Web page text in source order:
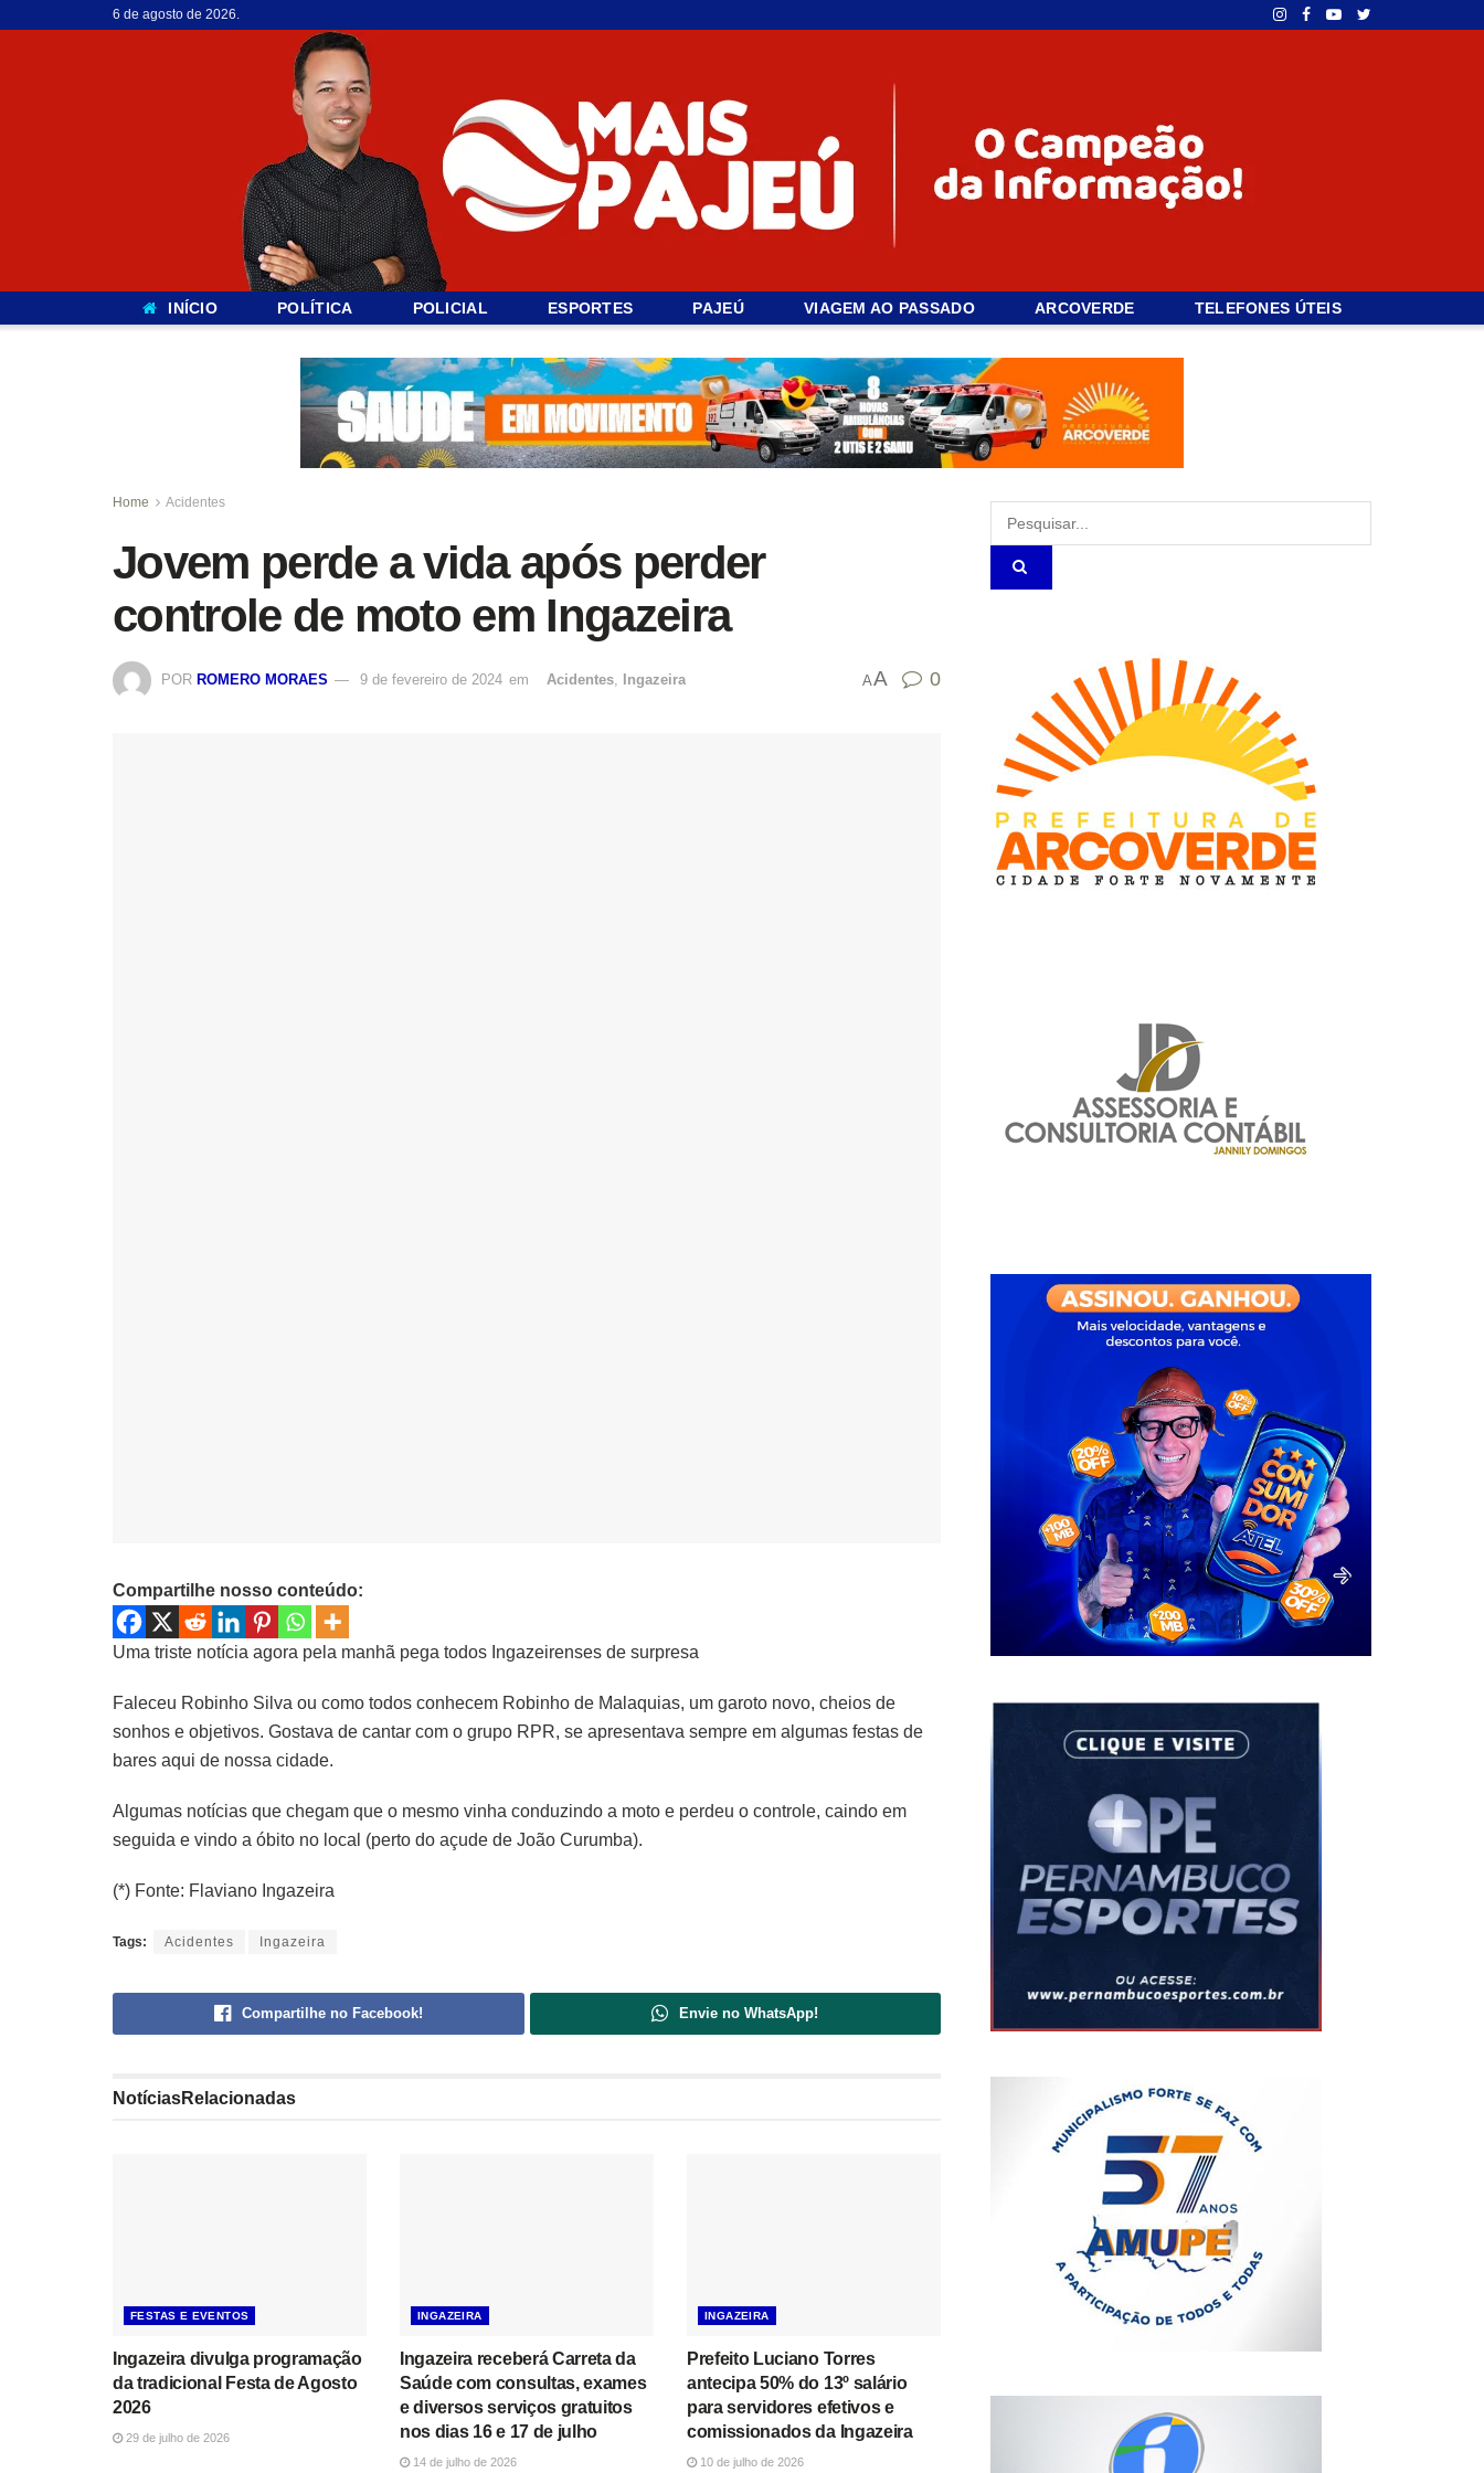
6 de agosto de 2026.
INÍCIO POLÍTICA POLICIAL ESPORTES PAJEÚ VIAGEM AO PASSADO ARCOVERDE TELEFONES ÚTEIS
Home Acidentes
Jovem perde a vida após perder
controle de moto em Ingazeira
POR ROMERO MORAES 9 de fevereiro de 2024 emﾠ Acidentes Ingazeira AA 0
Compartilhe nosso conteúdo:
Uma triste notícia agora pela manhã pega todos Ingazeirenses de surpresa
Faleceu Robinho Silva ou como todos conhecem Robinho de Malaquias, um garoto novo, cheios de
sonhos e objetivos. Gostava de cantar com o grupo RPR, se apresentava sempre em algumas festas de
bares aqui de nossa cidade.
Algumas notícias que chegam que o mesmo vinha conduzindo a moto e perdeu o controle, caindo em
seguida e vindo a óbito no local (perto do açude de João Curumba).
(*) Fonte: Flaviano Ingazeira
Tags: Acidentes Ingazeira
Compartilhe no Facebook! Envie no WhatsApp!
NotíciasRelacionadas
FESTAS E EVENTOS
Ingazeira divulga programação
da tradicional Festa de Agosto
2026
29 de julho de 2026
INGAZEIRA
Ingazeira receberá Carreta da
Saúde com consultas, exames
e diversos serviços gratuitos
nos dias 16 e 17 de julho
14 de julho de 2026
INGAZEIRA
Prefeito Luciano Torres
antecipa 50% do 13º salário
para servidores efetivos e
comissionados da Ingazeira
10 de julho de 2026